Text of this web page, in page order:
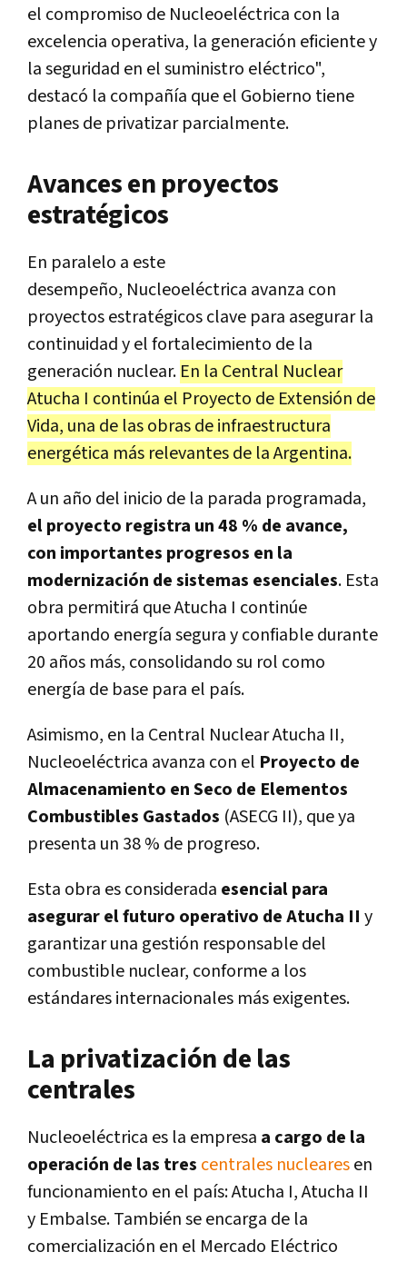
el compromiso de Nucleoeléctrica con la
excelencia operativa, la generación eficiente y
la seguridad en el suministro eléctrico",
destacó la compañía que el Gobierno tiene
planes de privatizar parcialmente.
Avances en proyectos
estratégicos
En paralelo a este
desempeño, Nucleoeléctrica avanza con
proyectos estratégicos clave para asegurar la
continuidad y el fortalecimiento de la
generación nuclear. En la Central Nuclear
Atucha I continúa el Proyecto de Extensión de
Vida, una de las obras de infraestructura
energética más relevantes de la Argentina.
A un año del inicio de la parada programada,
elproyecto registra un 48 % de avance,
con importantes progresos en la
modernización de sistemas esenciales. Esta
obra permitirá que Atucha I continúe
aportando energía segura y confiable durante
20 años más, consolidando su rol como
energía de base para el país.
Asimismo, en la Central Nuclear Atucha II,
Nucleoeléctrica avanza con el Proyecto de
Almacenamiento en Seco de Elementos
Combustibles Gastados (ASECG II), que ya
presenta un 38 % de progreso.
Esta obra es considerada esencial para
asegurar el futuro operativo de Atucha II y
garantizar una gestión responsable del
combustible nuclear, conforme a los
estándares internacionales más exigentes.
La privatización de las
centrales
Nucleoeléctrica es la empresa a cargo de la
operación de las tres centrales nuclearesen
funcionamiento en el país: Atucha I, Atucha II
y Embalse. También se encarga de la
comercialización en el Mercado Eléctrico